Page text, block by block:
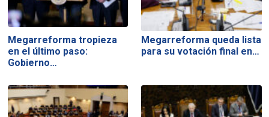
Megarreforma tropieza
en el último paso:
Gobierno…
Megarreforma queda lista
para su votación final en…